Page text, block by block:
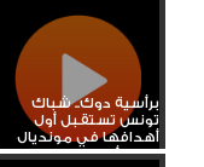
برأسية دوك.. شباك
تونس تستقبل أول
أهدافها في مونديال
قطر أمام...